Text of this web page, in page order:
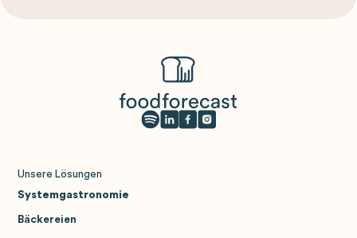
Unsere Lösungen
Systemgastronomie
Bäckereien